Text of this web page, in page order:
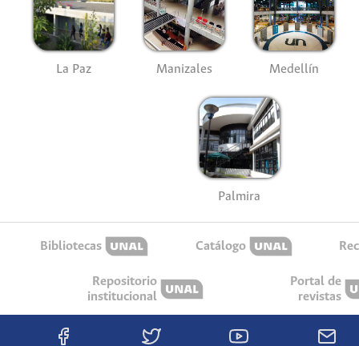
La Paz Manizales Medellín
Palmira
Bibliotecas Catálogo
Repositorio
institucional
Portal de
revistas